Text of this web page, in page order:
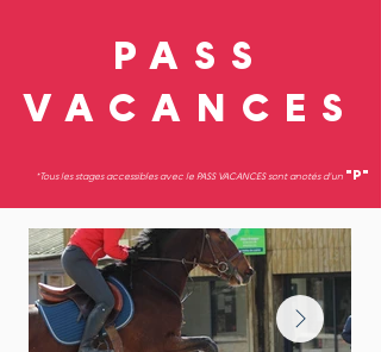
PASS
VACANCES
*Tous les stages accessibles avec le PASS VACANCES sont anotés d'un "P"